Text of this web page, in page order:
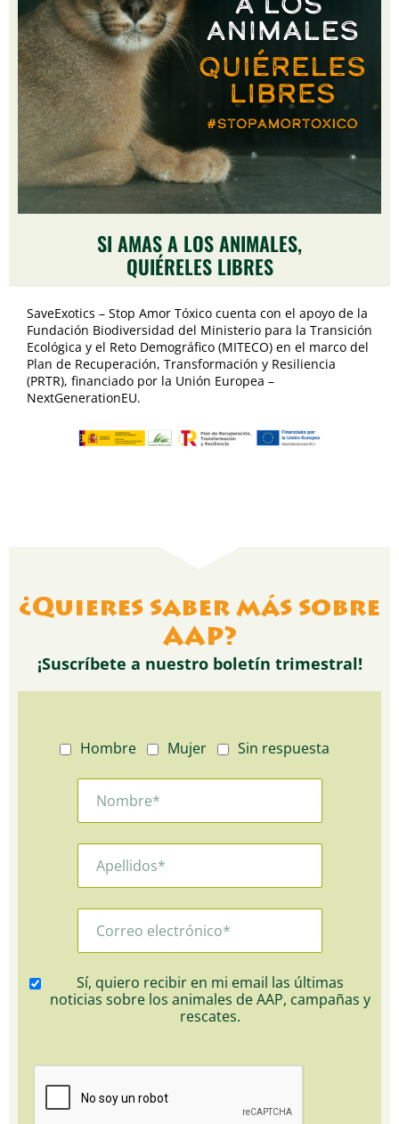
SI AMAS A LOS ANIMALES,
QUIÉRELES LIBRES
SaveExotics – Stop Amor Tóxico cuenta con el apoyo de la
Fundación Biodiversidad del Ministerio para la Transición
Ecológica y el Reto Demográfico (MITECO) en el marco del
Plan de Recuperación, Transformación y Resiliencia
(PRTR), financiado por la Unión Europea –
NextGenerationEU.
¿Quieres saber más sobre
AAP?
¡Suscríbete a nuestro boletín trimestral!
Hombre Mujer Sin respuesta
Sí, quiero recibir en mi email las últimas
noticias sobre los animales de AAP, campañas y
rescates.